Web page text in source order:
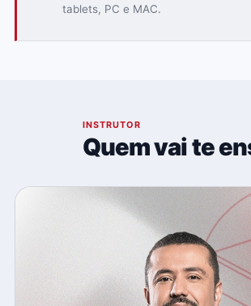
tablets, PC e MAC.
INSTRUTOR
Quem vai te